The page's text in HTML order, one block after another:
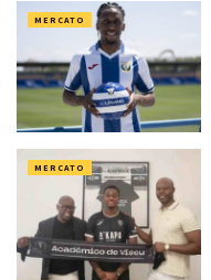
MERCATO
MERCATO